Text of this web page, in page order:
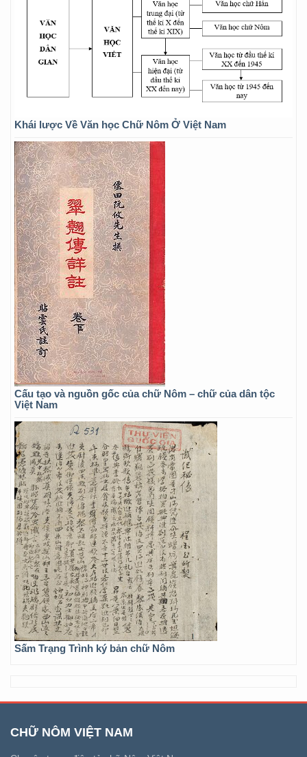
Khái lược Về Văn học Chữ Nôm Ở Việt Nam
Cấu tạo và nguồn gốc của chữ Nôm – chữ của dân tộc
Việt Nam
Sấm Trạng Trình ký bản chữ Nôm
CHỮ NÔM VIỆT NAM